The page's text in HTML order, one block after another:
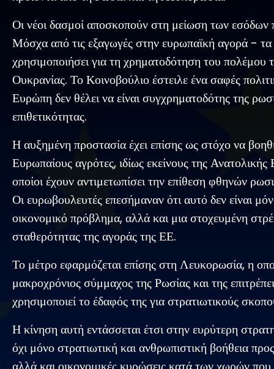
Οι νέοι δασμοί αποσκοπούν στη μείωση των εσόδων
Μόσχα από τις εξαγωγές στην ευρωπαϊκή αγορά - τα
χρησιμοποιήσει για τη χρηματοδότηση του πολέμου
Ουκρανίας. Το Κοινοβούλιο έστειλε ένα σαφές
Ευρώπη δεν θέλει να είναι συγχρηματοδότης της
επιθετικότητας.
Η αυξημένη προστασία έχει επίσης ως στόχο να
Ευρωπαίους αγρότες, ιδίως εκείνους της
οποίοι έχουν αντιμετωπίσει την επίθεση φθηνών
Οι ευρωβουλευτές επεσήμαναν ότι αυτό δεν είναι
οικονομικό πρόβλημα, αλλά και μια στοχευμένη
σταθερότητας της αγοράς της ΕΕ.
Το μέτρο εφαρμόζεται επίσης στη Λευκορωσία, η
μακροχρόνιος σύμμαχος της Ρωσίας και της
χρησιμοποιεί το έδαφός της για στρατιωτικούς
Η κίνηση αυτή εντάσσεται έτσι στην ευρύτερη
όχι μόνο στρατιωτική και ανθρωπιστική βοήθεια